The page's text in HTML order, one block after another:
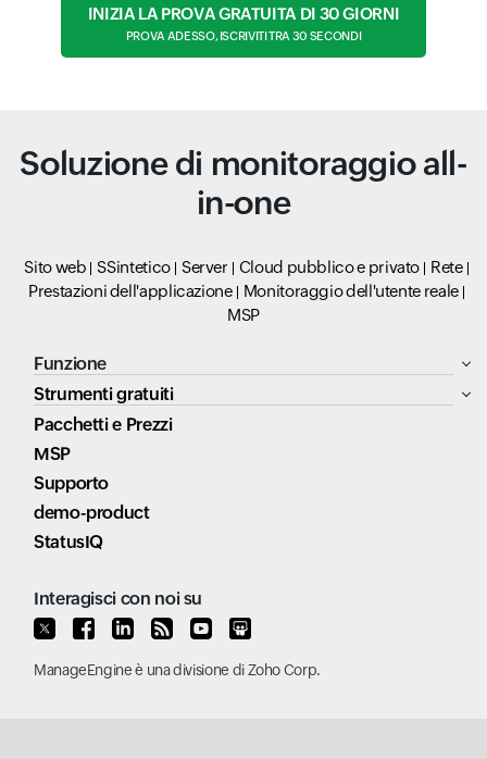
INIZIA LA PROVA GRATUITA DI 30 GIORNI
PROVA ADESSO, ISCRIVITI TRA 30 SECONDI
Soluzione di monitoraggio all-
in-one
Sito web SSintetico Server Cloud pubblico e privato
Rete
Prestazioni dell'applicazione
Monitoraggio dell'utente reale
MSP
Funzione
Strumenti gratuiti
Pacchetti e Prezzi
MSP
Supporto
demo-product
StatusIQ
Interagisci con noi su
ManageEngineè una divisione diZoho Corp.